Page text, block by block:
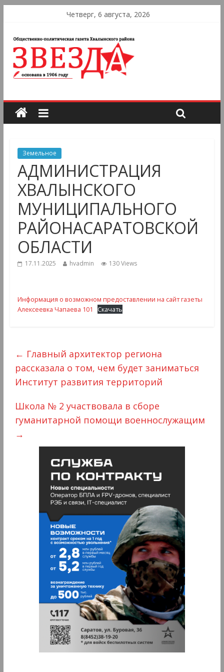
Четверг, 6 августа, 2026
Земельное
АДМИНИСТРАЦИЯ
ХВАЛЫНСКОГО
МУНИЦИПАЛЬНОГО
РАЙОНАСАРАТОВСКОЙ
ОБЛАСТИ
17.11.2025 hvadmin 130 Views
Информация о возможном предоставлении на сайт газеты
Алексеевка Чапаева 101
Скачать
← Главный архитектор региона
рассказала о том, чем будет заниматься
Институт развития территорий
Школа № 2 участвовала в сборе
гуманитарной помощи военнослужащим
→